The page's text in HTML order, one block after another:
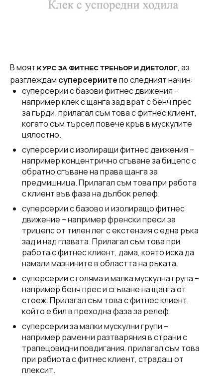
В моят КУРС ЗА ФИТНЕС ТРЕНЬОР И ДИЕТОЛОГ, аз
разглеждам суперсериитепо следният начин:
суперсерии с базови фитнес движения –
например клек с щанга зад врат с бенч прес
за гърди. прилагал съм това с фитнес клиент,
когато съм търсел повече кръв в мускулите
цялостно.
суперсерии с изолиращи фитнес движения –
например концентрично сгъване за бицепс с
обратно сгъване на права щанга за
предмишница. Прилагал съм това при работа
с клиент във фаза на дълбок релеф.
суперсерии с базово и изолиращо фитнес
движение – например френски преси за
трицепс от тилен лег с екстензия с една ръка
зад и над главата. Прилагал съм това при
работа с фитнес клиент, дама, която иска да
намали мазнините в областта на ръката.
суперсерии с голяма и малка мускулна група –
например бенч прес и сгъване на щанга от
стоеж. Прилагал съм това с фитнес клиент,
който е бил в преходна фаза за релеф.
суперсерии за малки мускулни групи –
например раменни разтваряния в страни с
трапецовидни повдигания. прилагал съм това
при рабиота с фитнес клиент, страдащ от
плексит.